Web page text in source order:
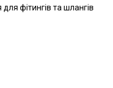
фітингів та шлангів